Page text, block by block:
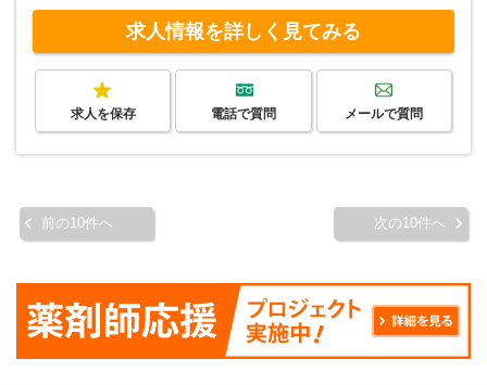
求人情報を詳しく見てみる
求人を保存 電話で質問 メールで質問
前の10件へ 次の10件へ